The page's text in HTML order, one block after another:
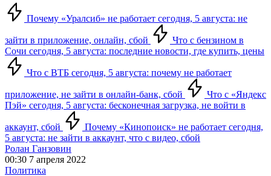
Почему «Уралсиб» не работает сегодня, 5 августа: не
зайти в приложение, онлайн, сбой
Что с бензином в
Сочи сегодня, 5 августа: последние новости, где купить, цены
Что с ВТБ сегодня, 5 августа: почему не работает
приложение, не зайти в онлайн-банк, сбой
Что с «Яндекс
Пэй» сегодня, 5 августа: бесконечная загрузка, не войти в
аккаунт, сбой
Почему «Кинопоиск» не работает сегодня,
5 августа: не зайти в аккаунт, что с видео, сбой
Ролан Ганзовин
00:30 7 апреля 2022
Политика